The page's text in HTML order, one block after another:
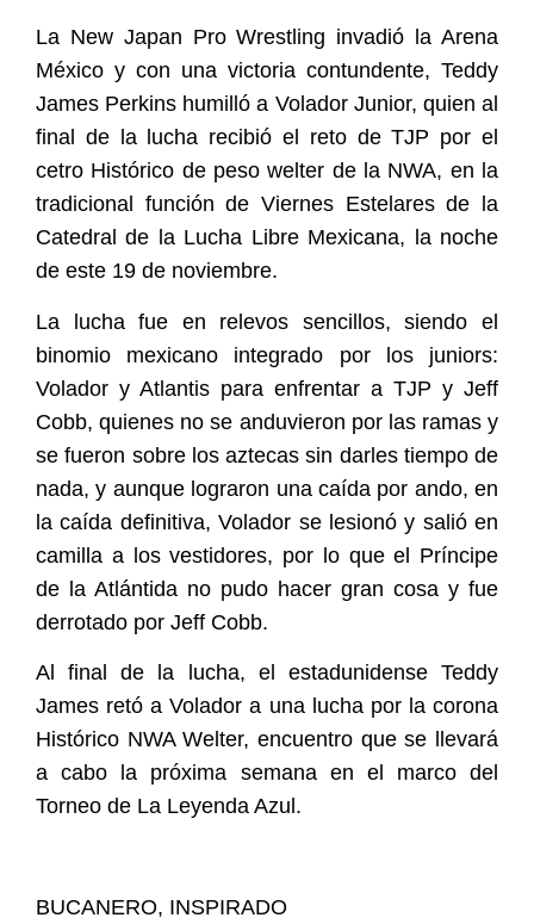
La New Japan Pro Wrestling invadió la Arena
México y con una victoria contundente, Teddy
James Perkins humilló a Volador Junior, quien al
final de la lucha recibió el reto de TJP por el
cetro Histórico de peso welter de la NWA, en la
tradicional función de Viernes Estelares de la
Catedral de la Lucha Libre Mexicana, la noche
de este 19 de noviembre.
La lucha fue en relevos sencillos, siendo el
binomio mexicano integrado por los juniors:
Volador y Atlantis para enfrentar a TJP y Jeff
Cobb, quienes no se anduvieron por las ramas y
se fueron sobre los aztecas sin darles tiempo de
nada, y aunque lograron una caída por ando, en
la caída definitiva, Volador se lesionó y salió en
camilla a los vestidores, por lo que el Príncipe
de la Atlántida no pudo hacer gran cosa y fue
derrotado por Jeff Cobb.
Al final de la lucha, el estadunidense Teddy
James retó a Volador a una lucha por la corona
Histórico NWA Welter, encuentro que se llevará
a cabo la próxima semana en el marco del
Torneo de La Leyenda Azul.
BUCANERO, INSPIRADO